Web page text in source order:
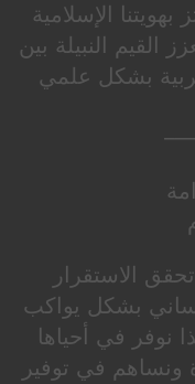
الإسلامية
القيم النبيلة بين
بشكل علمي
الاستقرار
بشكل يواكب
نوفر في أحياها
ونساهم في توفير